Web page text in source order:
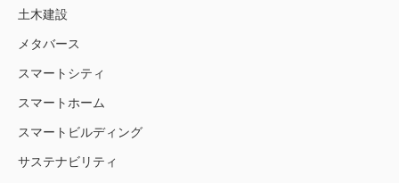
土木建設
メタバース
スマートシティ
スマートホーム
スマートビルディング
サステナビリティ